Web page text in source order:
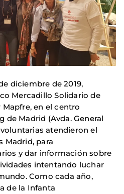
diciembre de 2019,
Mercadillo Solidario de
en el centro
de Madrid (Avda. General
atendieron el
Madrid, para
y dar información sobre
intentando luchar
Como cada año,
de la Infanta